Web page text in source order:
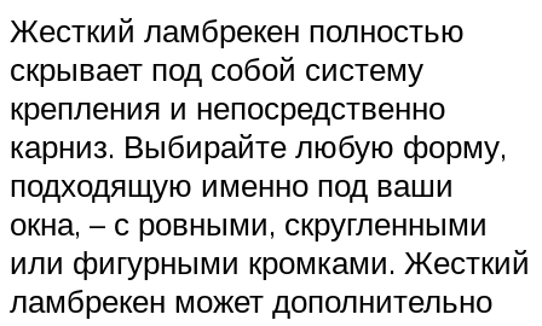
Жесткий ламбрекен полностью
скрывает под собой систему
крепления и непосредственно
карниз. Выбирайте любую форму,
подходящую именно под ваши
окна, – с ровными, скругленными
или фигурными кромками. Жесткий
ламбрекен может дополнительно